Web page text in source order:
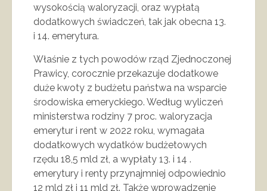
wysokością waloryzacji, oraz wypłatą
dodatkowych świadczeń, tak jak obecna 13.
i 14. emerytura.
Właśnie z tych powodów rząd Zjednoczonej
Prawicy, corocznie przekazuje dodatkowe
duże kwoty z budżetu państwa na wsparcie
środowiska emeryckiego. Według wyliczeń
ministerstwa rodziny 7 proc. waloryzacja
emerytur i rent w 2022 roku, wymagała
dodatkowych wydatków budżetowych
rzędu 18,5 mld zł, a wypłaty 13. i 14 .
emerytury i renty przynajmniej odpowiednio
12 mld zł i 11 mld zł. Także wprowadzenie